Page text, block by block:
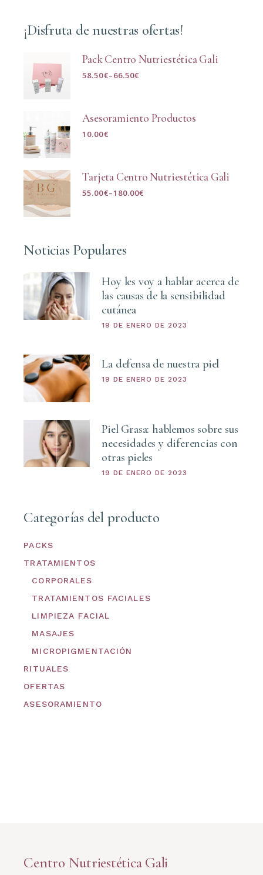
¡Disfruta de nuestras ofertas!
Pack Centro Nutriestética Gali
58.50€–66.50€
Asesoramiento Productos
10.00€
Tarjeta Centro Nutriestética Gali
55.00€–180.00€
Noticias Populares
Hoy les voy a hablar acerca de
las causas de la sensibilidad
cutánea
19 DE ENERO DE 2023
La defensa de nuestra piel
19 DE ENERO DE 2023
Piel Grasa: hablemos sobre sus
necesidades y diferencias con
otras pieles
19 DE ENERO DE 2023
Categorías del producto
PACKS
TRATAMIENTOS
CORPORALES
TRATAMIENTOS FACIALES
LIMPIEZA FACIAL
MASAJES
MICROPIGMENTACIÓN
RITUALES
OFERTAS
ASESORAMIENTO
Centro Nutriestética Gali